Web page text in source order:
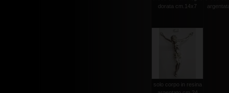
dorata cm.14x7
solo corpo in resina